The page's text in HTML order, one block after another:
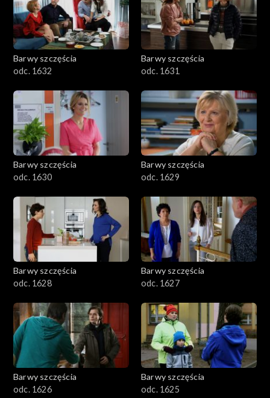
Barwy szczęścia
odc. 1632
Barwy szczęścia
odc. 1631
Barwy szczęścia
odc. 1630
Barwy szczęścia
odc. 1629
Barwy szczęścia
odc. 1628
Barwy szczęścia
odc. 1627
Barwy szczęścia
odc. 1626
Barwy szczęścia
odc. 1625